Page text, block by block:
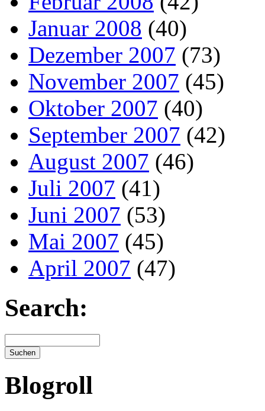
Januar 2008 (40)
Dezember 2007 (73)
November 2007 (45)
Oktober 2007 (40)
September 2007 (42)
August 2007 (46)
Juli 2007 (41)
Juni 2007 (53)
Mai 2007 (45)
April 2007 (47)
Search:
Blogroll